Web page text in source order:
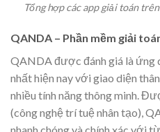
Tổng hợp các app giải toán
QANDA – Phần mềm giải
QANDA được đánh giá là
nhất hiện nay với giao diện
nhiều tính năng thông minh.
(công nghệ trí tuệ nhân tạo),